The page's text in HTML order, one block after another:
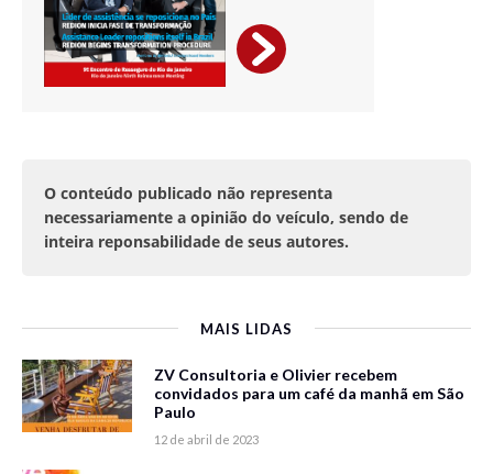
O conteúdo publicado não representa
necessariamente a opinião do veículo, sendo de
inteira reponsabilidade de seus autores.
MAIS LIDAS
ZV Consultoria e Olivier recebem
convidados para um café da manhã em São
Paulo
12 de abril de 2023